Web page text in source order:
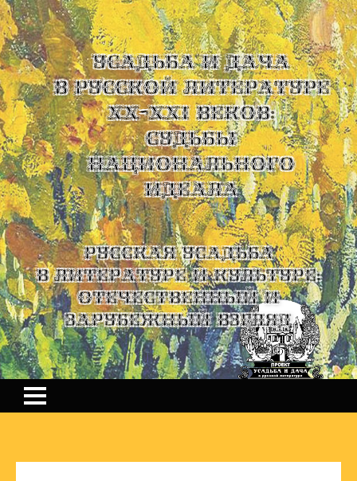
УСАДЬБА И ДАЧА
В РУССКОЙ ЛИТЕРАТУРЕ
XX-XXI ВЕКОВ:
СУДЬБЫ
НАЦИОНАЛЬНОГО
ИДЕАЛА
Русская усадьба
в литературе и культуре:
отечественный и
зарубежный взгляд